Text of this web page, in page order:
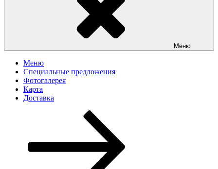
Меню
Меню
Специальные предложения
Фотогалерея
Карта
Доставка